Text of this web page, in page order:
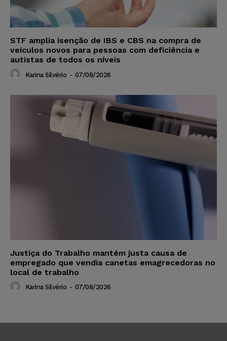
STF amplia isenção de IBS e CBS na compra de
veículos novos para pessoas com deficiência e
autistas de todos os níveis
Karina Silvério - 07/08/2026
Justiça do Trabalho mantém justa causa de
empregado que vendia canetas emagrecedoras no
local de trabalho
Karina Silvério - 07/08/2026